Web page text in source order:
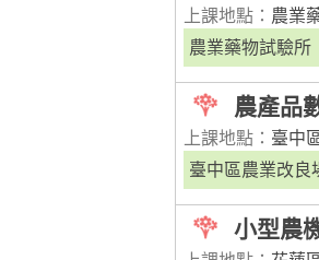
上課地點： 農業
農業藥物試驗所
農產品
上課地點： 臺中
臺中區農業改良
小型農